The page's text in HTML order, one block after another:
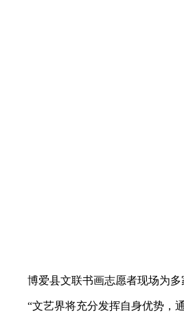
博爱县文联书画志愿者现场为
“文艺界将充分发挥自身优势，